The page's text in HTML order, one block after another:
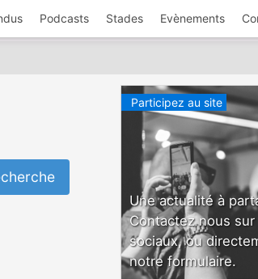
Podcasts Stades Evènements
Participez au site
Une actualité à
Contactez nous
sociaux, ou
notre formulaire.